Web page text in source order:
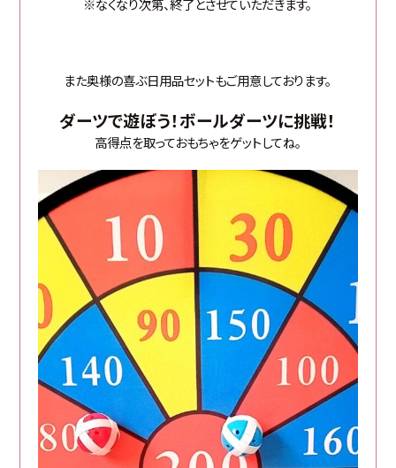
※なくなり次第、終了とさせていただきます。
また奥様の喜ぶ日用品セットもご用意しております。
ダーツで遊ぼう！ボールダーツに挑戦！
高得点を取っておもちゃをゲットしてね。